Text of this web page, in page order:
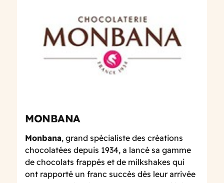
MONBANA
Monbana, grand spécialiste des créations
chocolatées depuis 1934, a lancé sa gamme
de chocolats frappés et de milkshakes qui
ont rapporté un franc succès dès leur arrivée